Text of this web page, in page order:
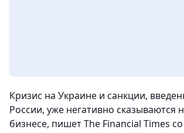
Кризис на Украине и санкции,
России, уже негативно сказываются
бизнесе, пишет The Financial Times